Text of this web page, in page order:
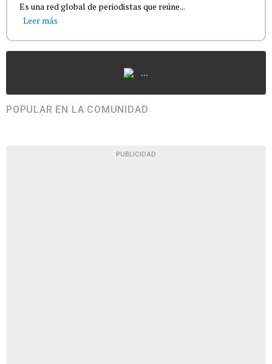
Es una red global de periodistas que reúne...
Leer más
...
POPULAR EN LA COMUNIDAD
PUBLICIDAD